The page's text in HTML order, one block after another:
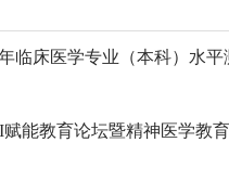
临床医学专业（本科）水平
能教育论坛暨精神医学教